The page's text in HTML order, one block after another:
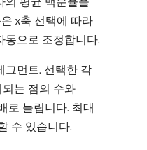
x축 선택에 따라
동으로 조정합니다.
그먼트. 선택한 각
는 점의 수와
로 늘립니다. 최대
수 있습니다.